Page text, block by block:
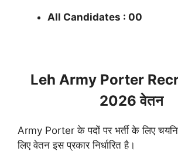
All Candidates : 00
Leh Army Porter
2026 वेतन
Army Porter के पदों पर भर्ती के लिए
लिए वेतन इस प्रकार निर्धारित है।